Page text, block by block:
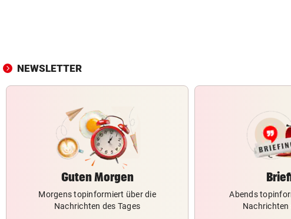
NEWSLETTER
Guten Morgen
Morgens topinformiert über die
Nachrichten des Tages
Abends
Nachrichten